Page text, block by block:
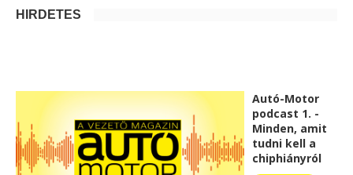
HIRDETÉS
Autó-Motor
podcast 1. -
Minden, amit
tudni kell a
chiphiányról